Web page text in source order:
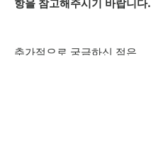
항을 참고해주시기 바랍니다.
추가적으로 궁금하신 점은